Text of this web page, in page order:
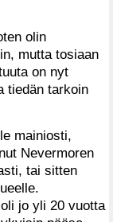
olin
mutta tosiaan
on nyt
tiedän tarkoin
mainiosti,
Nevermoren
tai sitten
jo yli 20 vuotta